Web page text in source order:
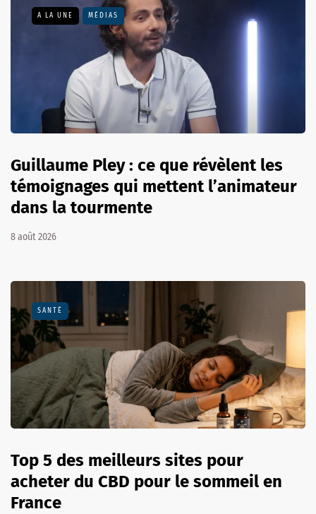
A LA UNE MÉDIAS
Guillaume Pley : ce que révèlent les
témoignages qui mettent l’animateur
dans la tourmente
8 août 2026
SANTÉ
Top 5 des meilleurs sites pour
acheter du CBD pour le sommeil en
France